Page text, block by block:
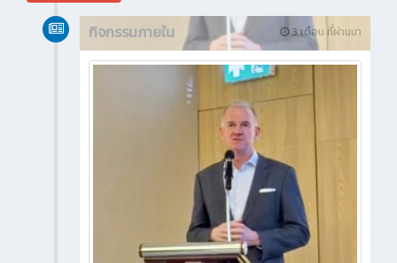
3 เดือน ที่ผ่านมา
กิจกรรมภายใน